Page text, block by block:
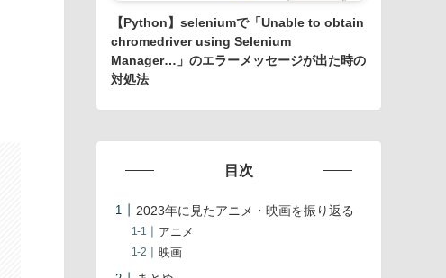
【Python】seleniumで「Unable to obtain
chromedriver using Selenium
Manager…」のエラーメッセージが出た時の
対処法
目次
2023年に見たアニメ・映画を振り返る
アニメ
映画